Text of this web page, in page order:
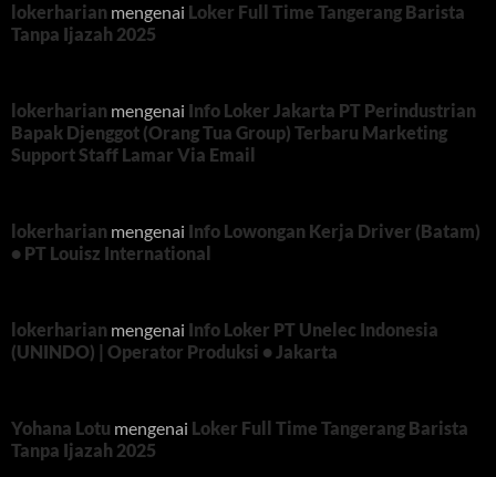
lokerharian mengenai Loker Full Time Tangerang Barista
Tanpa Ijazah 2025
lokerharian mengenai Info Loker Jakarta PT Perindustrian
Bapak Djenggot (Orang Tua Group) Terbaru Marketing
Support Staff Lamar Via Email
lokerharian mengenai Info Lowongan Kerja Driver (Batam)
• PT Louisz International
lokerharian mengenai Info Loker PT Unelec Indonesia
(UNINDO) | Operator Produksi • Jakarta
Yohana Lotu mengenai Loker Full Time Tangerang Barista
Tanpa Ijazah 2025